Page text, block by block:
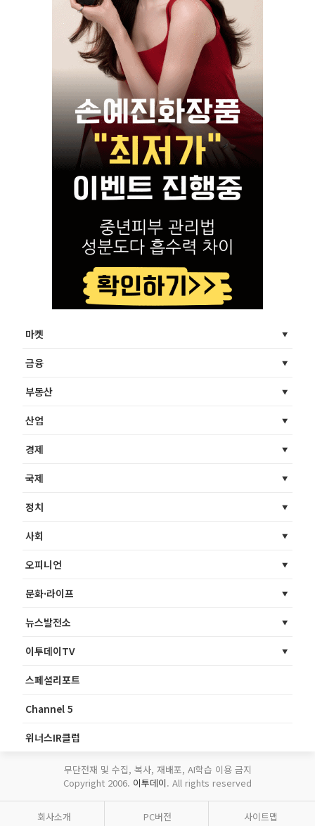
마켓
금융
부동산
산업
경제
국제
정치
사회
오피니언
문화·라이프
뉴스발전소
이투데이TV
스페셜리포트
Channel 5
위너스IR클럽
무단전재 및 수집, 복사, 재배포, AI학습 이용 금지
Copyright 2006. 이투데이. All rights reserved
회사소개 PC버전 사이트맵